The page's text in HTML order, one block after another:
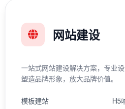
网站建设
一站式网站建设解决方案，专业
塑造品牌形象，放大品牌价值。
模板建站
H5